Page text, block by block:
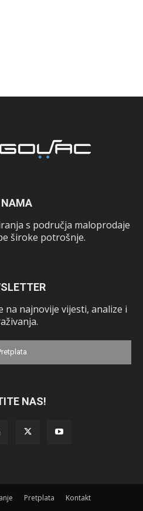
NAMA
s područja maloprodaje
široke potrošnje.
najnovije vijesti, analize i
NAS!
Pretplata Kontakt